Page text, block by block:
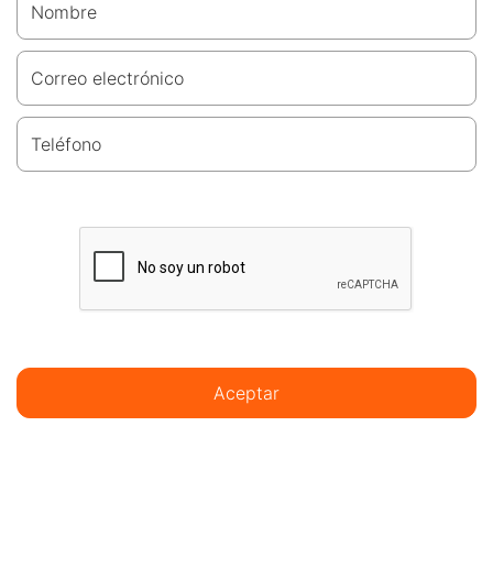
Nombre
Correo electrónico
Teléfono
Aceptar